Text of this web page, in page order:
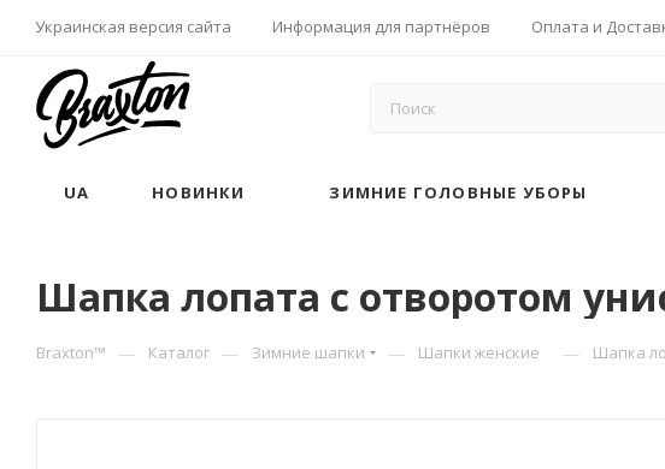
Украинская версия сайта Информация для партнёров Оплата и
UA НОВИНКИ ЗИМНИЕ ГОЛОВНЫЕ УБОРЫ
Шапка лопата с отворотом
Braxton™ — Каталог — Зимние шапки — Шапки женские — Шапка